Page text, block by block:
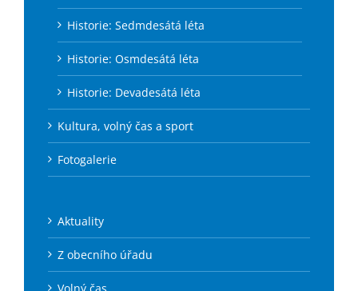
Historie: Sedmdesátá léta
Historie: Osmdesátá léta
Historie: Devadesátá léta
Kultura, volný čas a sport
Fotogalerie
Aktuality
Z obecního úřadu